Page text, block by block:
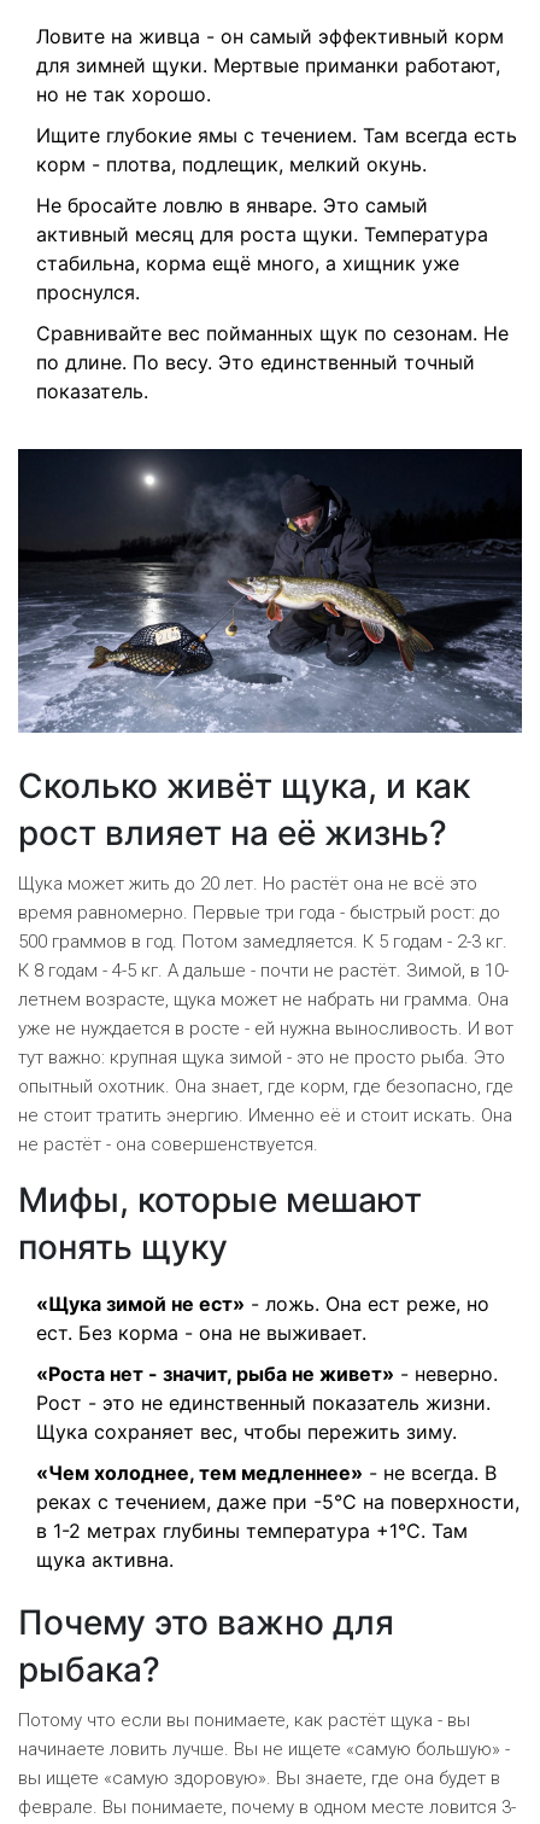
Ловите на живца - он самый эффективный корм
для зимней щуки. Мертвые приманки работают,
но не так хорошо.
Ищите глубокие ямы с течением. Там всегда есть
корм - плотва, подлещик, мелкий окунь.
Не бросайте ловлю в январе. Это самый
активный месяц для роста щуки. Температура
стабильна, корма ещё много, а хищник уже
проснулся.
Сравнивайте вес пойманных щук по сезонам. Не
по длине. По весу. Это единственный точный
показатель.
Сколько живёт щука, и как
рост влияет на её жизнь?
Щука может жить до 20 лет. Но растёт она не всё это
время равномерно. Первые три года - быстрый рост: до
500 граммов в год. Потом замедляется. К 5 годам - 2-3 кг.
К 8 годам - 4-5 кг. А дальше - почти не растёт. Зимой, в 10-
летнем возрасте, щука может не набрать ни грамма. Она
уже не нуждается в росте - ей нужна выносливость. И вот
тут важно: крупная щука зимой - это не просто рыба. Это
опытный охотник. Она знает, где корм, где безопасно, где
не стоит тратить энергию. Именно её и стоит искать. Она
не растёт - она совершенствуется.
Мифы, которые мешают
понять щуку
«Щука зимой не ест» - ложь. Она ест реже, но
ест. Без корма - она не выживает.
«Роста нет - значит, рыба не живет» - неверно.
Рост - это не единственный показатель жизни.
Щука сохраняет вес, чтобы пережить зиму.
«Чем холоднее, тем медленнее» - не всегда. В
реках с течением, даже при -5°C на поверхности,
в 1-2 метрах глубины температура +1°C. Там
щука активна.
Почему это важно для
рыбака?
Потому что если вы понимаете, как растёт щука - вы
начинаете ловить лучше. Вы не ищете «самую большую» -
вы ищете «самую здоровую». Вы знаете, где она будет в
феврале. Вы понимаете, почему в одном месте ловится 3-